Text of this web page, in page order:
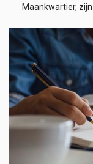
Maankwartier,